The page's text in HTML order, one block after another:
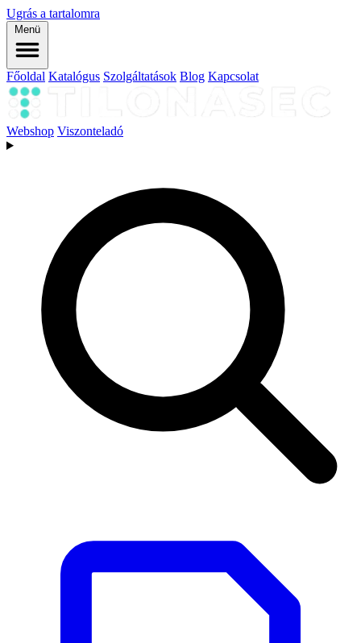
Ugrás a tartalomra
Menü
Főoldal Katalógus Szolgáltatások Blog Kapcsolat
Webshop Viszonteladó